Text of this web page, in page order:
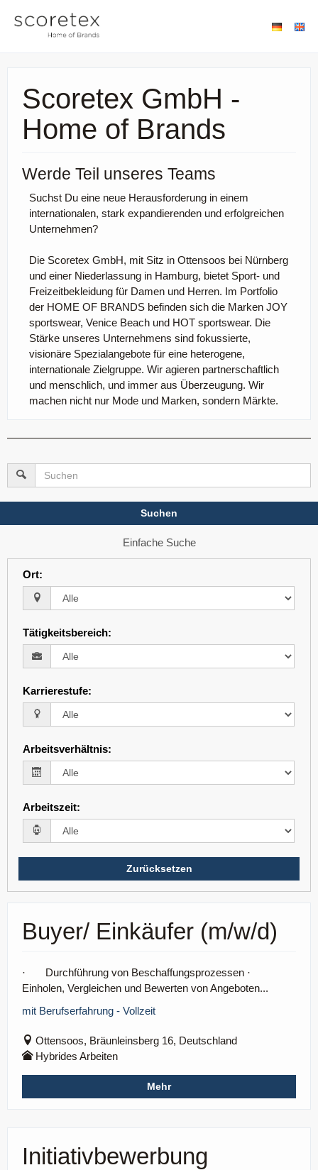
Scoretex GmbH -
Home of Brands
Werde Teil unseres Teams
Suchst Du eine neue Herausforderung in einem
internationalen, stark expandierenden und erfolgreichen
Unternehmen?
Die Scoretex GmbH, mit Sitz in Ottensoos bei Nürnberg
und einer Niederlassung in Hamburg, bietet Sport- und
Freizeitbekleidung für Damen und Herren. Im Portfolio
der HOME OF BRANDS befinden sich die Marken JOY
sportswear, Venice Beach und HOT sportswear. Die
Stärke unseres Unternehmens sind fokussierte,
visionäre Spezialangebote für eine heterogene,
internationale Zielgruppe. Wir agieren partnerschaftlich
und menschlich, und immer aus Überzeugung. Wir
machen nicht nur Mode und Marken, sondern Märkte.
Suchen
Einfache Suche
Ort:
Tätigkeitsbereich:
Karrierestufe:
Arbeitsverhältnis:
Arbeitszeit:
Zurücksetzen
Buyer/ Einkäufer (m/w/d)
· Durchführung von Beschaffungsprozessen ·
Einholen, Vergleichen und Bewerten von Angeboten...
mit Berufserfahrung - Vollzeit
Ottensoos, Bräunleinsberg 16, Deutschland
Hybrides Arbeiten
Mehr
Initiativbewerbung